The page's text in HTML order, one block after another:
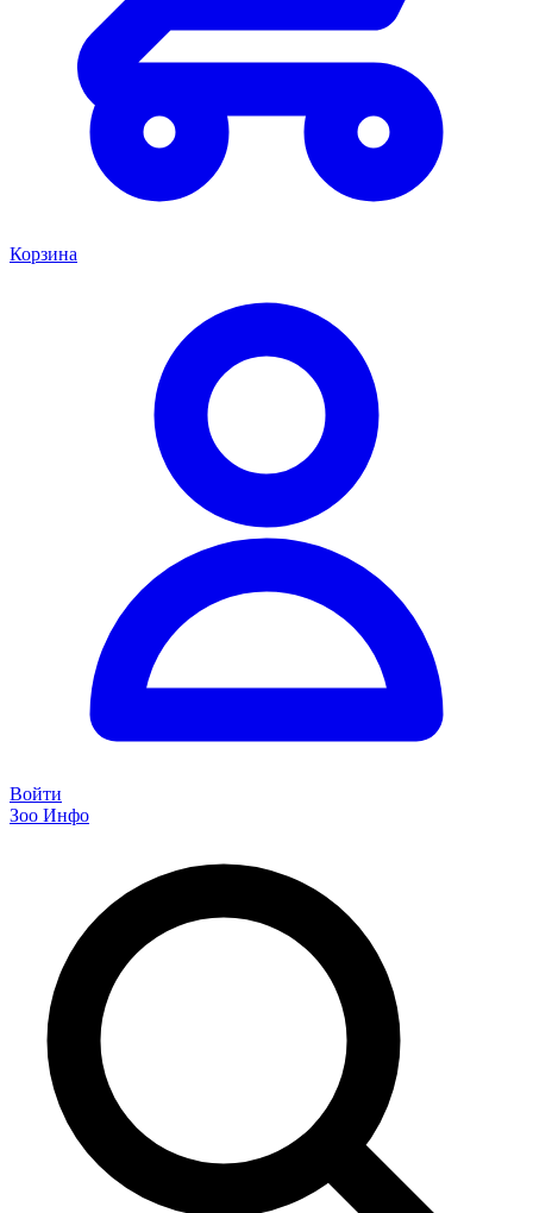
Корзина
Войти
Зоо Инфо